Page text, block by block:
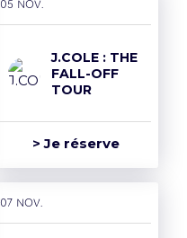
05 nov.
J.COLE : THE
FALL-OFF
TOUR
> Je réserve
07 nov.